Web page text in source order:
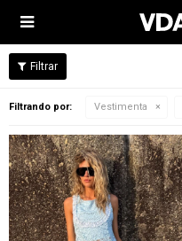

Filtrando por: Vestimenta